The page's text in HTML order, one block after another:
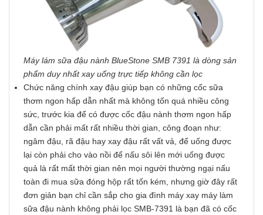
Máy lám sữa đậu nành BlueStone SMB 7391 là dòng sản
phẩm duy nhất xay uống trực tiếp không cần lọc
Chức năng chính xay đậu giúp bạn có những cốc sữa
thơm ngon hấp dẫn nhất mà không tốn quá nhiều công
sức, trước kia để có được cốc đậu nành thơm ngon hấp
dẫn cần phải mất rất nhiều thời gian, công đoạn như:
ngâm đậu, rã đậu hay xay đậu rất vất vả, để uống được
lại còn phải cho vào nồi để nấu sôi lên mới uống được
quả là rất mất thời gian nên mọi người thường ngại nấu
toàn đi mua sữa đóng hộp rất tốn kém, nhưng giờ đây rất
đơn giản bạn chỉ cần sắp cho gia đình máy xay máy làm
sữa đậu nành không phải lọc SMB-7391 là bạn đã có cốc